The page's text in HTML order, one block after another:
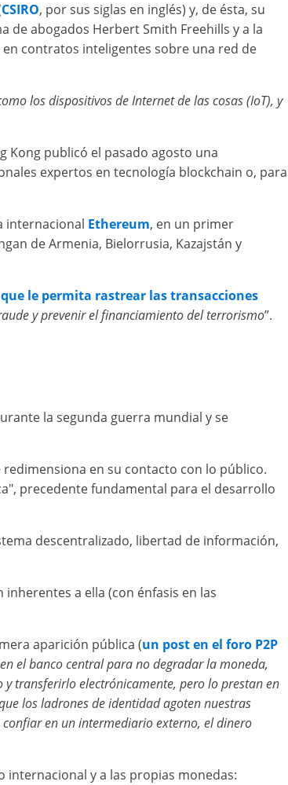
CSIRO, por sus siglas en inglés) y, de ésta, su
de abogados Herbert Smith Freehills y a la
contratos inteligentes sobre una red de
los dispositivos de Internet de las cosas (IoT), y
Kong publicó el pasado agosto una
expertos en tecnología blockchain o, para
internacional Ethereum, en un primer
de Armenia, Bielorrusia, Kazajstán y
le permita rastrear las transacciones
y prevenir el financiamiento del terrorismo”.
la segunda guerra mundial y se
en su contacto con lo público.
precedente fundamental para el desarrollo
descentralizado, libertad de información,
a ella (con énfasis en las
aparición pública (un post en el foro P2P
el banco central para no degradar la moneda,
transferirlo electrónicamente, pero lo prestan en
los ladrones de identidad agoten nuestras
en un intermediario externo, el dinero
internacional y a las propias monedas: